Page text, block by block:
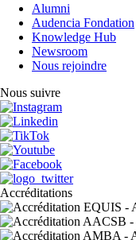
Alumni
Audencia Fondation
Knowledge Hub
Newsroom
Nous rejoindre
Nous suivre
Accréditations